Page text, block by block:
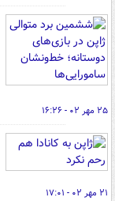
۲۵ مهر ۰۲ - ۱۶:۲۶
۲۱ مهر ۰۲ - ۱۷:۰۱